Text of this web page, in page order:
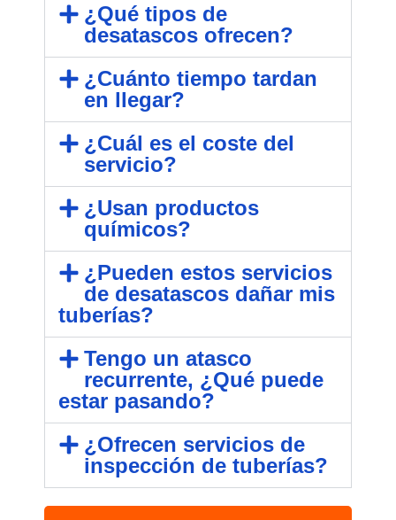
¿Qué tipos de
desatascos ofrecen?
¿Cuánto tiempo tardan
en llegar?
¿Cuál es el coste del
servicio?
¿Usan productos
químicos?
¿Pueden estos servicios
de desatascos dañar mis
tuberías?
Tengo un atasco
recurrente, ¿Qué puede
estar pasando?
¿Ofrecen servicios de
inspección de tuberías?